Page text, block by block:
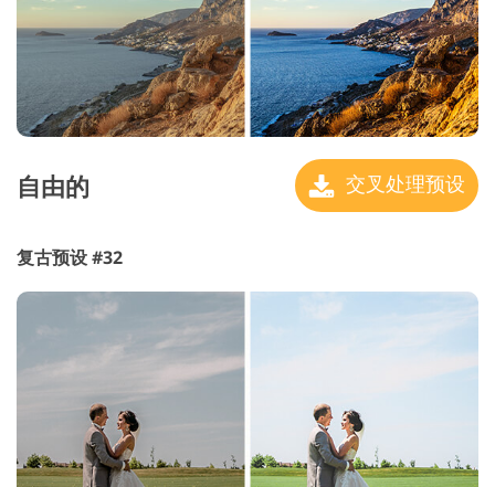
自由的 交叉处理预设
复古预设 #32